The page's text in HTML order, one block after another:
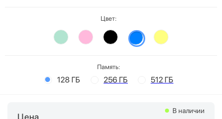
Цвет:
Память:
128 ГБ 256 ГБ 512 ГБ
Цена
В наличии